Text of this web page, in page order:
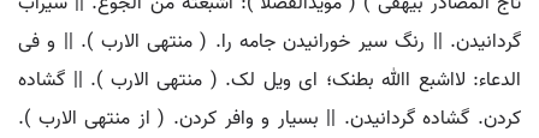
گردانیدن. || رنگ سیر خورانیدن جامه را. ( منتهی الارب ). || و فی
الدعاء: لااشبع اﷲ بطنک؛ ای ویل لک. ( منتهی الارب ). || گشاده
کردن. گشاده گردانیدن. || بسیار و وافر کردن. ( از منتهی الارب ).